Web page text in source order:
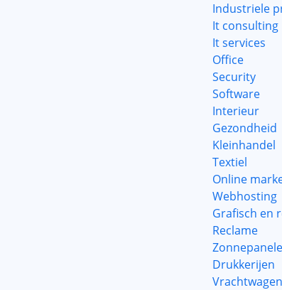
Industriele
It consulting
It services
Office
Security
Software
Interieur
Gezondheid
Kleinhandel
Textiel
Online
Webhosting
Grafisch en
Reclame
Drukkerijen